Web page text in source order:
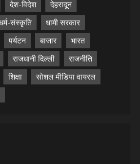
देश-विदेश
देहरादून
संस्कृति
धामी सरकार
पर्यटन बाजार
भारत
राजधानी दिल्ली
राजनीति
शिक्षा
सोशल मीडिया वायरल